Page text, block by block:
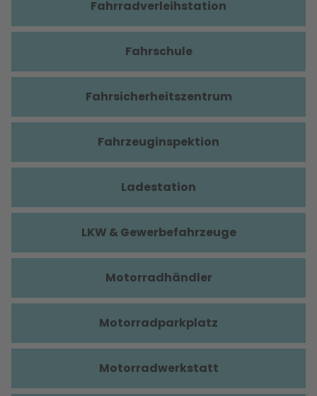
Fahrradverleihstation
Fahrschule
Fahrsicherheitszentrum
Fahrzeuginspektion
Ladestation
LKW & Gewerbefahrzeuge
Motorradhändler
Motorradparkplatz
Motorradwerkstatt